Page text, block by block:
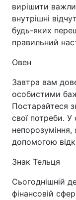
вирішити
внутрішні
будь-яких
правильний
Овен
Завтра вам
особистими
Постарайтеся
свої потреби. У
непорозуміння,
допомогою
Знак Тельця
Сьогоднішній
фінансовій